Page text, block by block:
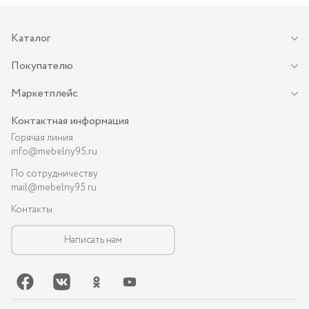
Каталог
Покупателю
Маркетплейс
Контактная информация
Горячая линия
info@mebelny95.ru
По сотрудничеству
mail@mebelny95.ru
Контакты
Написать нам